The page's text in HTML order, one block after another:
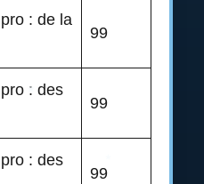
: de la
99
: des
99
: des
99